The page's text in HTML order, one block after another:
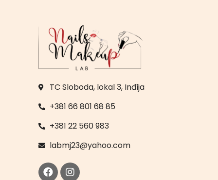
TC Sloboda, lokal 3, Inđija
+381 66 801 68 85
+381 22 560 983
labmj23@yahoo.com